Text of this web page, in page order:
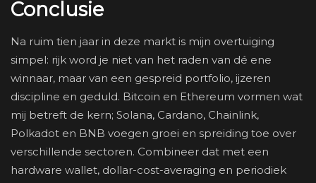
Conclusie
Na ruim tien jaar in deze markt is mijn overtuiging
simpel: rijk word je niet van het raden van dé ene
winnaar, maar van een gespreid portfolio, ijzeren
discipline en geduld. Bitcoin en Ethereum vormen wat
mij betreft de kern; Solana, Cardano, Chainlink,
Polkadot en BNB voegen groei en spreiding toe over
verschillende sectoren. Combineer dat met een
hardware wallet, dollar-cost-averaging en periodiek